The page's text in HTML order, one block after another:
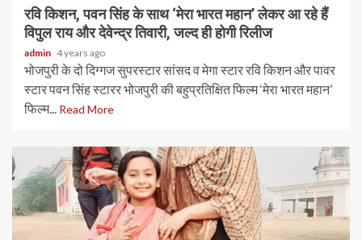
रवि किशन, पवन सिंह के साथ ‘मेरा भारत महान’ लेकर आ रहे हैं
विपुल राय और देवेन्द्र तिवारी, जल्द ही होगी रिलीज
admin 4 years ago
भोजपुरी के दो दिग्गज सुपरस्टार सांसद व मेगा स्टार रवि किशन और पावर
स्टार पवन सिंह स्टारर भोजपुरी की बहुप्रतिक्षित फिल्म ‘मेरा भारत महान’
फिल्म... Read More